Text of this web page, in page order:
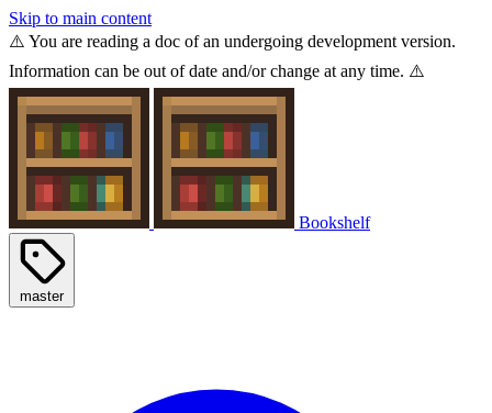
Skip to main content
⚠️ You are reading a doc of an undergoing development version.
Information can be out of date and/or change at any time. ⚠️
Bookshelf
master